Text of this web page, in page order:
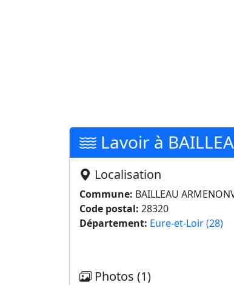
Lavoir à
Localisation
Commune: BAILLEAU
Code postal: 28320
Département: Eure-et-Loir (28)
Photos (1)